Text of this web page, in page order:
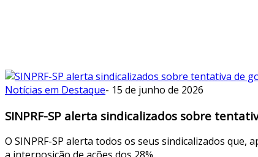
Notícias em Destaque- 15 de junho de 2026
SINPRF-SP alerta sindicalizados sobre
O SINPRF-SP alerta todos os seus sindicalizados